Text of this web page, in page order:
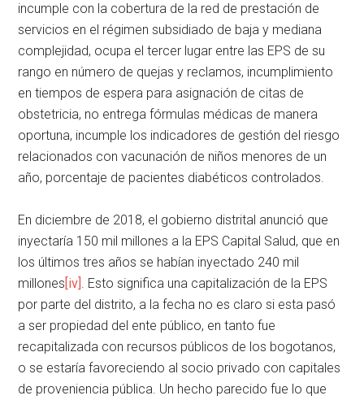
incumple con la cobertura de la red de prestación de
servicios en el régimen subsidiado de baja y mediana
complejidad, ocupa el tercer lugar entre las EPS de su
rango en número de quejas y reclamos, incumplimiento
en tiempos de espera para asignación de citas de
obstetricia, no entrega fórmulas médicas de manera
oportuna, incumple los indicadores de gestión del riesgo
relacionados con vacunación de niños menores de un
año, porcentaje de pacientes diabéticos controlados.
En diciembre de 2018, el gobierno distrital anunció que
inyectaría 150 mil millones a la EPS Capital Salud, que en
los últimos tres años se habían inyectado 240 mil
millones [iv] . Esto significa una capitalización de la EPS
por parte del distrito, a la fecha no es claro si esta pasó
a ser propiedad del ente público, en tanto fue
recapitalizada con recursos públicos de los bogotanos,
o se estaría favoreciendo al socio privado con capitales
de proveniencia pública. Un hecho parecido fue lo que